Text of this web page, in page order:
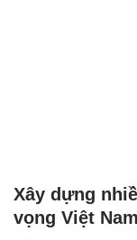
Xây dựng
vọng Việt